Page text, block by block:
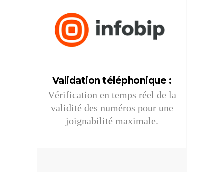
Validation téléphonique :
Vérification en temps réel de la
validité des numéros pour une
joignabilité maximale.